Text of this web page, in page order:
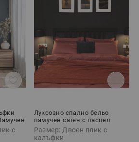
с
Луксозно спално бельо
памучен сатен с паспел
ДЖИНДЖЪР, 3 части
Размер: Двоен плик с
калъфки